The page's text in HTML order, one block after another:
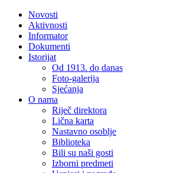
Novosti
Aktivnosti
Informator
Dokumenti
Istorijat
Od 1913. do danas
Foto-galerija
Sjećanja
O nama
Riječ direktora
Lična karta
Nastavno osoblje
Biblioteka
Bili su naši gosti
Izborni predmeti